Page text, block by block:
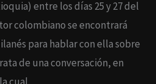
entre los días 25 y 27 del
colombiano se encontrará
para hablar con ella sobre
de una conversación, en